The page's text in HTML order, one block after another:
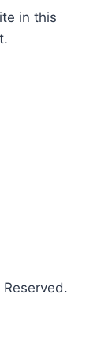
in this